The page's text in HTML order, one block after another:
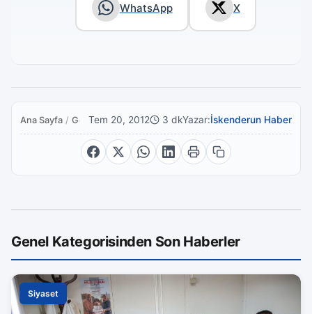
WhatsApp X
Ana Sayfa / GenelTem 20, 2012 3 dkYazar:İskenderun Haber
Genel Kategorisinden Son Haberler
Siyaset